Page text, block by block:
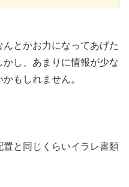
とかお力になってあげた
し、あまりに情報が少な
もしれません。
置と同じくらいイラレ書類